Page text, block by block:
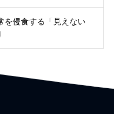
を侵食する「見えない